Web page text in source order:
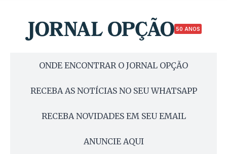
50 ANOS
ONDE ENCONTRAR O JORNAL OPÇÃO
RECEBA AS NOTÍCIAS NO SEU WHATSAPP
RECEBA NOVIDADES EM SEU EMAIL
ANUNCIE AQUI